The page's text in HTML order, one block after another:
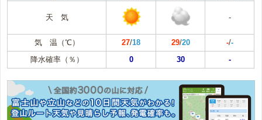
天 気 -
気 温（℃） 27/18 29/20 -/-
降水確率（％）
0 30 -